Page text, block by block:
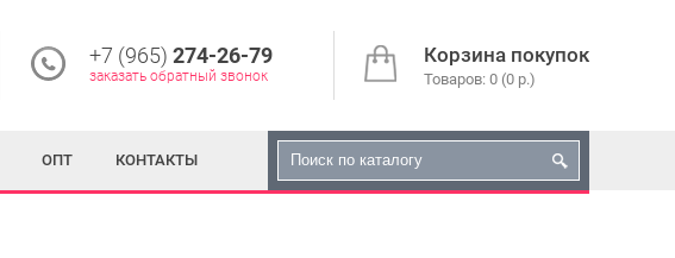
Корзина покупок
Товаров: 0 (0 р.)
+7 (965) 274-26-79
заказать обратный звонок
ОПТ КОНТАКТЫ